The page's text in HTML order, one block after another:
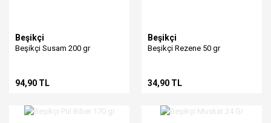
Beşikçi
Beşikçi Susam 200 gr
94,90 TL
Beşikçi
Beşikçi Rezene 50 gr
34,90 TL